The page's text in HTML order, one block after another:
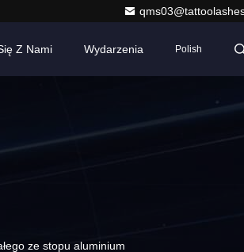
Z Nami Wydarzenia Polish
ze stopu aluminium